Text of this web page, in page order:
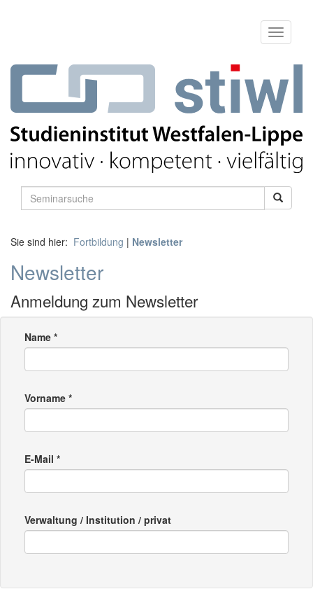
Sie sind hier: Fortbildung | Newsletter
Newsletter
Anmeldung zum Newsletter
Name *
Vorname *
E-Mail *
Verwaltung / Institution / privat